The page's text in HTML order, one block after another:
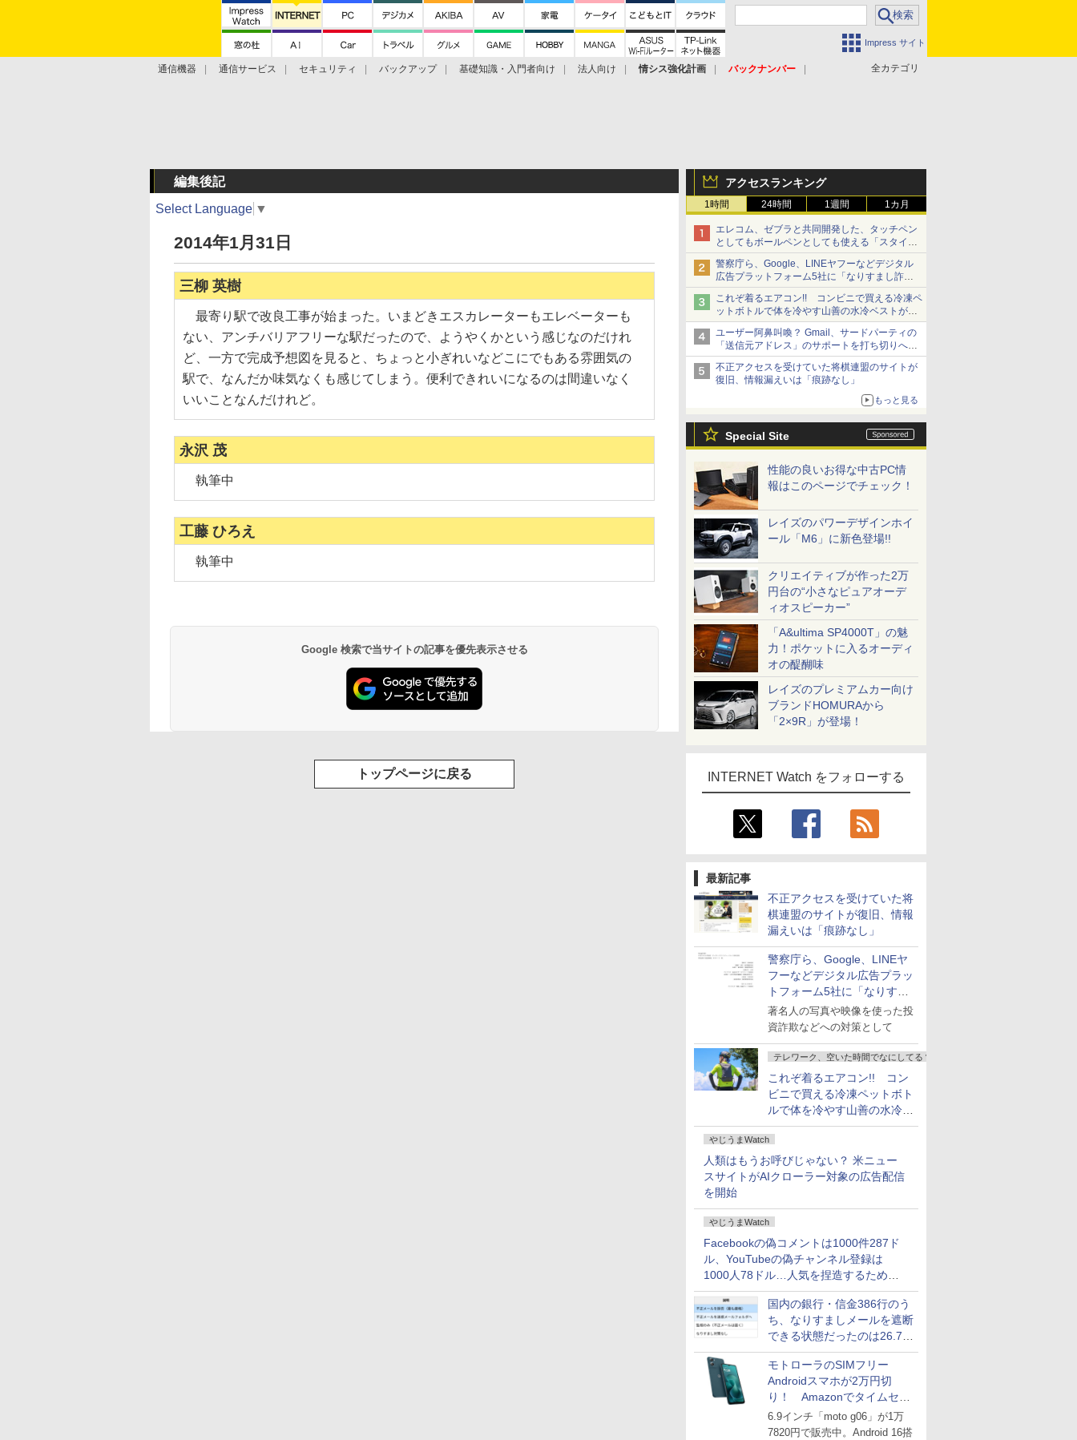
Impress サイト
全カテゴリ
通信機器 通信サービス セキュリティ バックアップ 基礎知識・入門者向け 法人向け 情シス強化計画
バックナンバー
アクセスランキング
1時間 24時間 1週間 1カ月
エレコム、ゼブラと共同開発した、タッチペン
としてもボールペンとしても使える「スタイラ
スツーウェイ」発売 iPadにも紙にも、持ち替
えずに書き込める
警察庁ら、Google、LINEヤフーなどデジタル
広告プラットフォーム5社に「なりすまし詐欺
広告」対策強化を要請 著名人の写真や映像を
使った投資詐欺などへの対策として
これぞ着るエアコン!! コンビニで買える冷凍ペ
ットボトルで体を冷やす山善の水冷ベストがロ
ードバイクにちょうどいい【ぼっち・ざ・ろー
ど！その14】【空いた時間でなにしてる？】
ユーザー阿鼻叫喚？ Gmail、サードパーティの
「送信元アドレス」のサポートを打ち切りへ
【やじうまWatch】
不正アクセスを受けていた将棋連盟のサイトが
復旧、情報漏えいは「痕跡なし」
もっと見る
Special Site
性能の良いお得な中古PC情
報はこのページでチェック！
レイズのパワーデザインホイ
ール「M6」に新色登場!!
クリエイティブが作った2万
円台の“小さなピュアオーデ
ィオスピーカー”
「A&ultima SP4000T」の魅
力！ポケットに入るオーディ
オの醍醐味
レイズのプレミアムカー向け
ブランドHOMURAから
「2×9R」が登場！
INTERNET Watch をフォローする
最新記事
不正アクセスを受けていた将
棋連盟のサイトが復旧、情報
漏えいは「痕跡なし」
警察庁ら、Google、LINEヤ
フーなどデジタル広告プラッ
トフォーム5社に「なりすま
し詐欺広告」対策強化を要請
著名人の写真や映像を使った投
資詐欺などへの対策として
テレワーク、空いた時間でなにしてる？
これぞ着るエアコン!! コン
ビニで買える冷凍ペットボト
ルで体を冷やす山善の水冷ベ
ストがロードバイクにちょう
どいい【ぼっち・ざ・ろー
ど！その14】
やじうまWatch
人類はもうお呼びじゃない？ 米ニュー
スサイトがAIクローラー対象の広告配信
を開始
やじうまWatch
Facebookの偽コメントは1000件287ド
ル、YouTubeの偽チャンネル登録は
1000人78ドル…人気を捏造するための
価格リストが公開中
国内の銀行・信金386行のう
ち、なりすましメールを遮断
できる状態だったのは26.7％
にとどまる～GMOブランド
セキュリティ調査
モトローラのSIMフリー
Androidスマホが2万円切
り！ Amazonでタイムセー
ル
6.9インチ「moto g06」が1万
7820円で販売中。Android 16搭
編集後記
Select Language ▼
2014年1月31日
三柳 英樹
最寄り駅で改良工事が始まった。いまどきエスカレーターもエレベーターも
ない、アンチバリアフリーな駅だったので、ようやくかという感じなのだけれ
ど、一方で完成予想図を見ると、ちょっと小ぎれいなどこにでもある雰囲気の
駅で、なんだか味気なくも感じてしまう。便利できれいになるのは間違いなく
いいことなんだけれど。
永沢 茂
執筆中
工藤 ひろえ
執筆中
Google 検索で当サイトの記事を優先表示させる
トップページに戻る